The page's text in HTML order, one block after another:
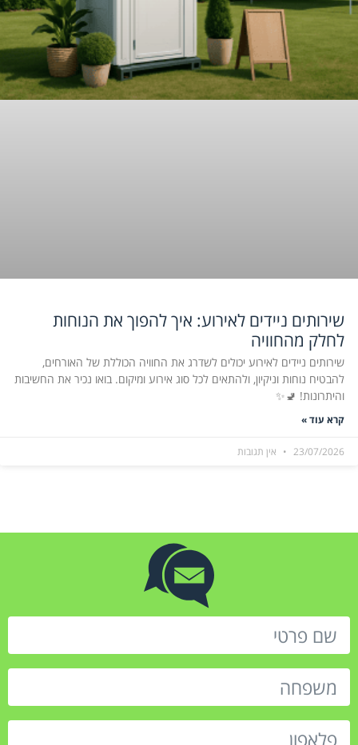
שירותים ניידים לאירוע: איך להפוך את הנוחות
לחלק מהחוויה
שירותים ניידים לאירוע יכולים לשדרג את החוויה הכוללת של האורחים,
להבטיח נוחות וניקיון, ולהתאים לכל סוג אירוע ומיקום. בואו נכיר את החשיבות
והיתרונות! 🚽✨
קרא עוד »
23/07/2026 אין תגובות